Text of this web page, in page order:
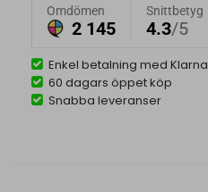
Enkel betalning med Klarna
60 dagars öppet köp
Snabba leveranser